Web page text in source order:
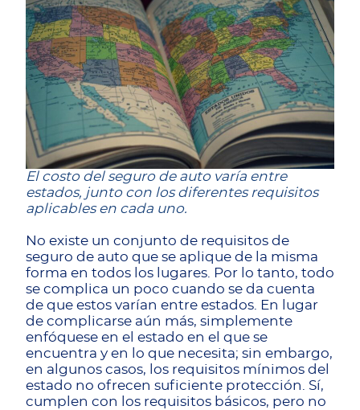
El costo del seguro de auto varía entre
estados, junto con los diferentes requisitos
aplicables en cada uno.
No existe un conjunto de requisitos de
seguro de auto que se aplique de la misma
forma en todos los lugares. Por lo tanto, todo
se complica un poco cuando se da cuenta
de que estos varían entre estados. En lugar
de complicarse aún más, simplemente
enfóquese en el estado en el que se
encuentra y en lo que necesita; sin embargo,
en algunos casos, los requisitos mínimos del
estado no ofrecen suficiente protección. Sí,
cumplen con los requisitos básicos, pero no